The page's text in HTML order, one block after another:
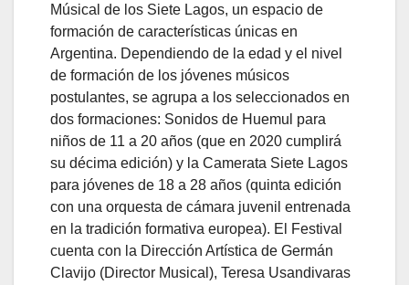
Músical de los Siete Lagos, un espacio de
formación de características únicas en
Argentina. Dependiendo de la edad y el nivel
de formación de los jóvenes músicos
postulantes, se agrupa a los seleccionados en
dos formaciones: Sonidos de Huemul para
niños de 11 a 20 años (que en 2020 cumplirá
su décima edición) y la Camerata Siete Lagos
para jóvenes de 18 a 28 años (quinta edición
con una orquesta de cámara juvenil entrenada
en la tradición formativa europea). El Festival
cuenta con la Dirección Artística de Germán
Clavijo (Director Musical), Teresa Usandivaras